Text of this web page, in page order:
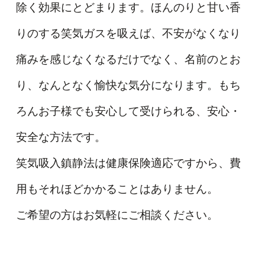
除く効果にとどまります。ほんのりと甘い香
りのする笑気ガスを吸えば、不安がなくなり
痛みを感じなくなるだけでなく、名前のとお
り、なんとなく愉快な気分になります。もち
ろんお子様でも安心して受けられる、安心・
安全な方法です。
笑気吸入鎮静法は健康保険適応ですから、費
用もそれほどかかることはありません。
ご希望の方はお気軽にご相談ください。